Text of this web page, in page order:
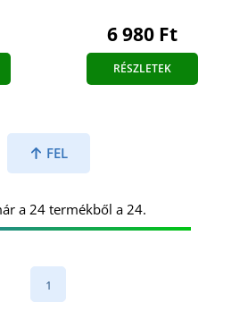
6 980 Ft
RÉSZLETEK
FEL
a 24 termékből a 24.
1